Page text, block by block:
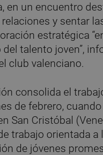
en un encuentro
y sentar
estratégica
talento joven”,
club valenciano.
consolida el
de febrero,
San Cristóbal
trabajo orientada a
de jóvenes